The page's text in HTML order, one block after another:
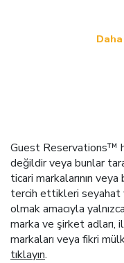
Guest Reservations™
değildir veya bunlar
ticari markalarının
tercih ettikleri seyahat
olmak amacıyla
marka ve şirket adları,
markaları veya fikri
tıklayın.